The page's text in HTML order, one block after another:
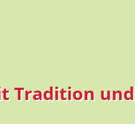
Tradition und